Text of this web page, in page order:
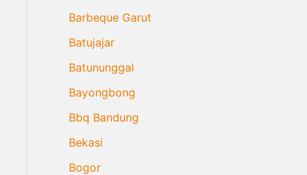
Barbeque Garut
Batujajar
Batununggal
Bayongbong
Bbq Bandung
Bekasi
Bogor